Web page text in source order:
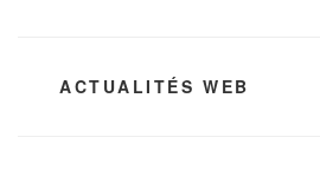
CATÉGORIES
ACTUALITÉS WEB